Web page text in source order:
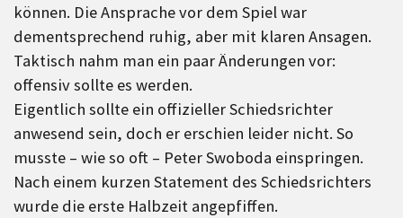
können. Die Ansprache vor dem Spiel war
dementsprechend ruhig, aber mit klaren Ansagen.
Taktisch nahm man ein paar Änderungen vor:
offensiv sollte es werden.
Eigentlich sollte ein offizieller Schiedsrichter
anwesend sein, doch er erschien leider nicht. So
musste – wie so oft – Peter Swoboda einspringen.
Nach einem kurzen Statement des Schiedsrichters
wurde die erste Halbzeit angepfiffen.